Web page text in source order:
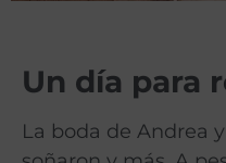
Un día para
La boda de Andrea